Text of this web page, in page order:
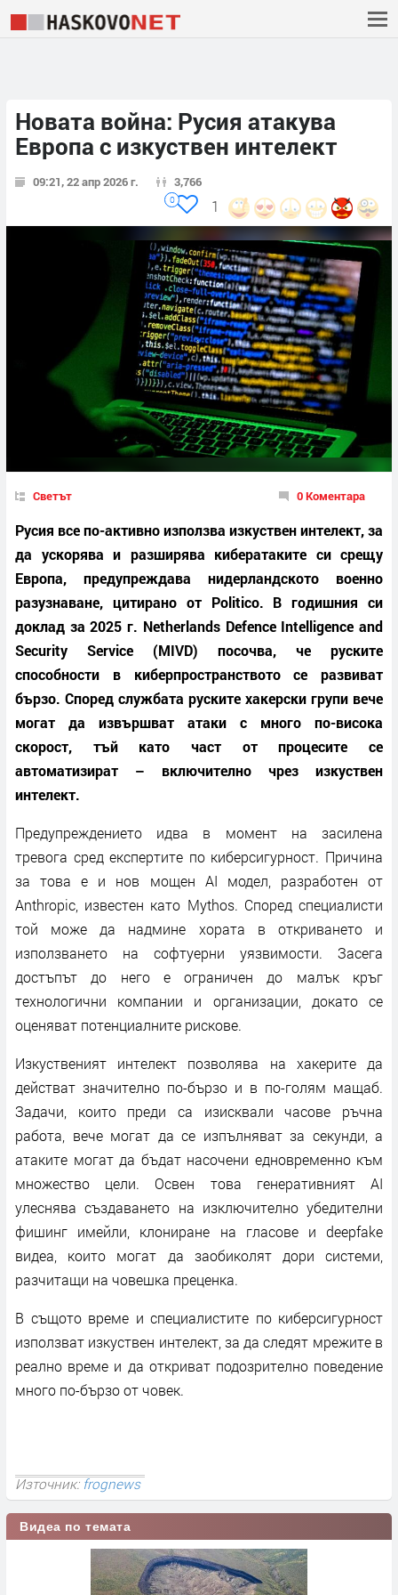
Новата война: Русия атакува
Европа с изкуствен интелект
09:21, 22 апр 2026 г. 3,766
1
0
Светът 0 Коментара
Русия все по-активно използва изкуствен интелект, за
да ускорява и разширява кибератаките си срещу
Европа, предупреждава нидерландското военно
разузнаване, цитирано от Politico. В годишния си
доклад за 2025 г. Netherlands Defence Intelligence and
Security Service (MIVD) посочва, че руските
способности в киберпространството се развиват
бързо. Според службата руските хакерски групи вече
могат да извършват атаки с много по-висока
скорост, тъй като част от процесите се
автоматизират – включително чрез изкуствен
интелект.
Предупреждението идва в момент на засилена
тревога сред експертите по киберсигурност. Причина
за това е и нов мощен AI модел, разработен от
Anthropic, известен като Mythos. Според специалисти
той може да надмине хората в откриването и
използването на софтуерни уязвимости. Засега
достъпът до него е ограничен до малък кръг
технологични компании и организации, докато се
оценяват потенциалните рискове.
Изкуственият интелект позволява на хакерите да
действат значително по-бързо и в по-голям мащаб.
Задачи, които преди са изисквали часове ръчна
работа, вече могат да се изпълняват за секунди, а
атаките могат да бъдат насочени едновременно към
множество цели. Освен това генеративният AI
улеснява създаването на изключително убедителни
фишинг имейли, клониране на гласове и deepfake
видеа, които могат да заобиколят дори системи,
разчитащи на човешка преценка.
В същото време и специалистите по киберсигурност
използват изкуствен интелект, за да следят мрежите в
реално време и да откриват подозрително поведение
много по-бързо от човек.
Източник:frognews
Видеа по темата